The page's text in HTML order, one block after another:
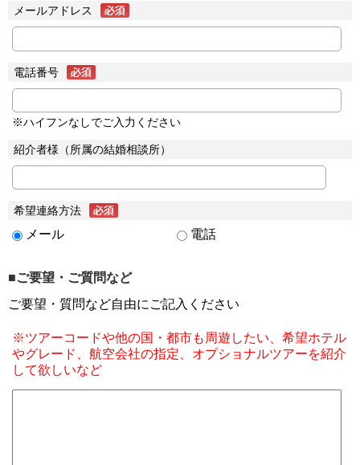
メールアドレス
電話番号
※ハイフンなしでご入力ください
紹介者様（所属の結婚相談所）
希望連絡方法
メール 電話
■ご要望・ご質問など
ご要望・質問など自由にご記入ください
※ツアーコードや他の国・都市も周遊したい、希望ホテル
やグレード、航空会社の指定、オプショナルツアーを紹介
して欲しいなど